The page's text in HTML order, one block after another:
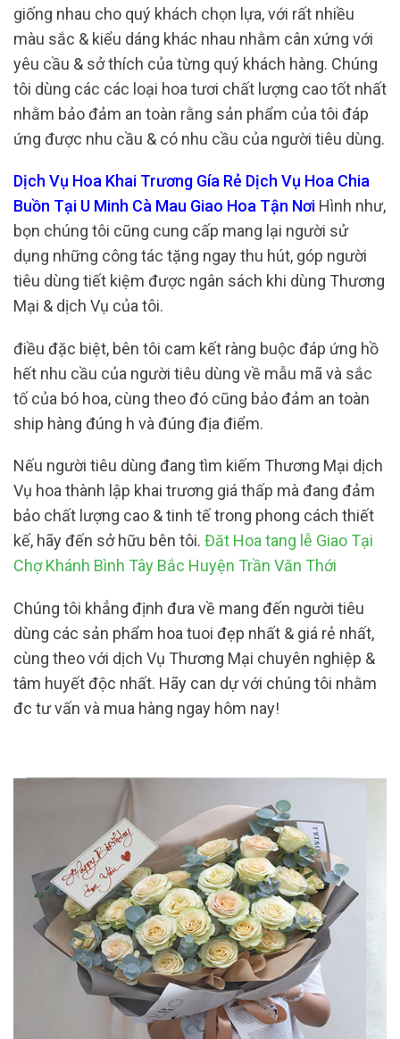
giống nhau cho quý khách chọn lựa, với rất nhiều
màu sắc & kiểu dáng khác nhau nhằm cân xứng với
yêu cầu & sở thích của từng quý khách hàng. Chúng
tôi dùng các các loại hoa tươi chất lượng cao tốt nhất
nhằm bảo đảm an toàn rằng sản phẩm của tôi đáp
ứng được nhu cầu & có nhu cầu của người tiêu dùng.
Dịch Vụ Hoa Khai Trương Gía Rẻ Dịch Vụ Hoa Chia
Buồn Tại U Minh Cà Mau Giao Hoa Tận Nơi Hình như,
bọn chúng tôi cũng cung cấp mang lại người sử
dụng những công tác tặng ngay thu hút, góp người
tiêu dùng tiết kiệm được ngân sách khi dùng Thương
Mại & dịch Vụ của tôi.
điều đặc biệt, bên tôi cam kết ràng buộc đáp ứng hồ
hết nhu cầu của người tiêu dùng về mẫu mã và sắc
tố của bó hoa, cùng theo đó cũng bảo đảm an toàn
ship hàng đúng h và đúng địa điểm.
Nếu người tiêu dùng đang tìm kiếm Thương Mại dịch
Vụ hoa thành lập khai trương giá thấp mà đang đảm
bảo chất lượng cao & tinh tế trong phong cách thiết
kế, hãy đến sở hữu bên tôi. Đăt Hoa tang lễ Giao Tại
Chợ Khánh Bình Tây Bắc Huyện Trần Văn Thới
Chúng tôi khẳng định đưa về mang đến người tiêu
dùng các sản phẩm hoa tuoi đẹp nhất & giá rẻ nhất,
cùng theo với dịch Vụ Thương Mại chuyên nghiệp &
tâm huyết độc nhất. Hãy can dự với chúng tôi nhằm
đc tư vấn và mua hàng ngay hôm nay!